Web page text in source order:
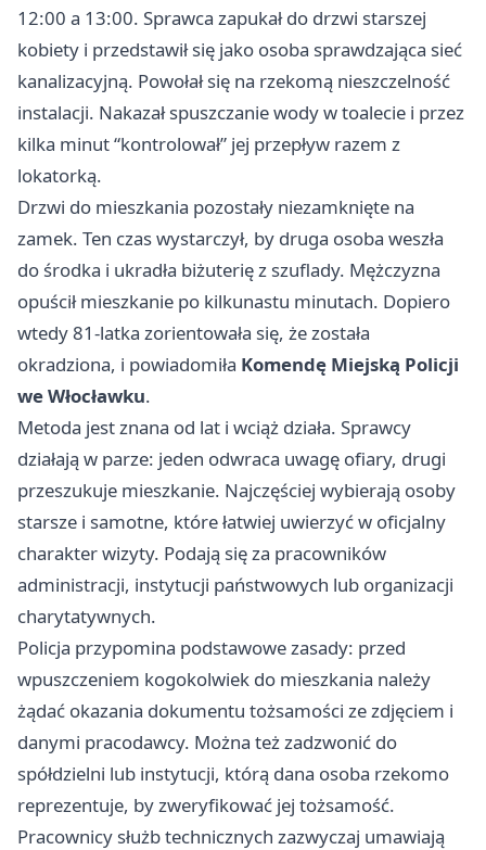
12:00 a 13:00. Sprawca zapukał do drzwi starszej
kobiety i przedstawił się jako osoba sprawdzająca sieć
kanalizacyjną. Powołał się na rzekomą nieszczelność
instalacji. Nakazał spuszczanie wody w toalecie i przez
kilka minut “kontrolował” jej przepływ razem z
lokatorką.
Drzwi do mieszkania pozostały niezamknięte na
zamek. Ten czas wystarczył, by druga osoba weszła
do środka i ukradła biżuterię z szuflady. Mężczyzna
opuścił mieszkanie po kilkunastu minutach. Dopiero
wtedy 81-latka zorientowała się, że została
okradziona, i powiadomiła Komendę Miejską Policji
we Włocławku.
Metoda jest znana od lat i wciąż działa. Sprawcy
działają w parze: jeden odwraca uwagę ofiary, drugi
przeszukuje mieszkanie. Najczęściej wybierają osoby
starsze i samotne, które łatwiej uwierzyć w oficjalny
charakter wizyty. Podają się za pracowników
administracji, instytucji państwowych lub organizacji
charytatywnych.
Policja przypomina podstawowe zasady: przed
wpuszczeniem kogokolwiek do mieszkania należy
żądać okazania dokumentu tożsamości ze zdjęciem i
danymi pracodawcy. Można też zadzwonić do
spółdzielni lub instytucji, którą dana osoba rzekomo
reprezentuje, by zweryfikować jej tożsamość.
Pracownicy służb technicznych zazwyczaj umawiają